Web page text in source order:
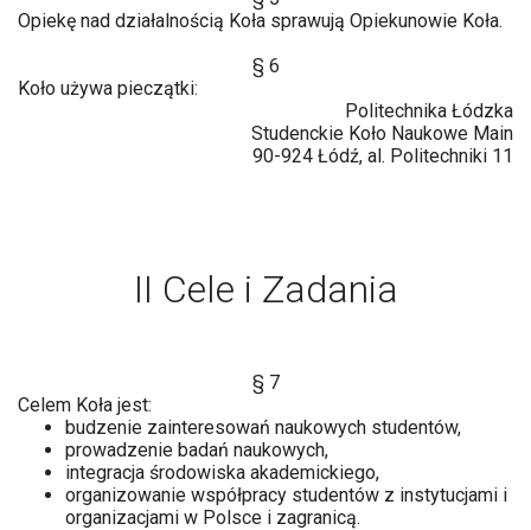
Opiekę nad działalnością Koła sprawują Opiekunowie Koła.
§ 6
Koło używa pieczątki:
Politechnika Łódzka
Studenckie Koło Naukowe Main
90-924 Łódź, al. Politechniki 11
II Cele i Zadania
§ 7
Celem Koła jest:
budzenie zainteresowań naukowych studentów,
prowadzenie badań naukowych,
integracja środowiska akademickiego,
organizowanie współpracy studentów z instytucjami i
organizacjami w Polsce i zagranicą.